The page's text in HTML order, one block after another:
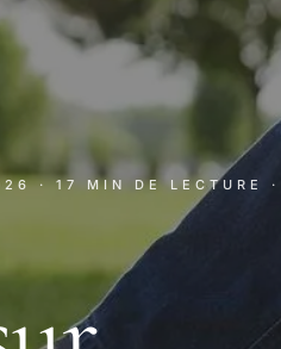
· 17 MIN DE LECTURE